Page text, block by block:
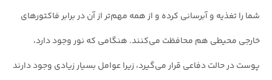
شما را تغذیه و آبرسانی کرده و از همه مهم‌تر از آن در برابر فاکتورهای
خارجی محیطی هم محافظت می‌کنند. هنگامی که نور وجود دارد،
پوست در حالت دفاعی قرار می‌گیرد، زیرا عوامل بسیار زیادی وجود دارند